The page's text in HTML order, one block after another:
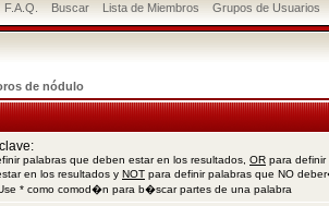
F.A.Q. Buscar Lista de Miembros Grupos de Usuarios
de nódulo
palabras que deben estar en los resultados, OR para definir
en los resultados y NOT para definir palabras que NO
* como comod�n para b�scar partes de una palabra